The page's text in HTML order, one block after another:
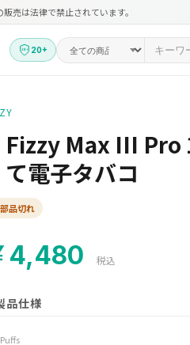
売は法律で禁止されています。
20+
Fizzy Max III Pro
て電子タバコ
品切れ
4,480 税込
品仕様
Puffs